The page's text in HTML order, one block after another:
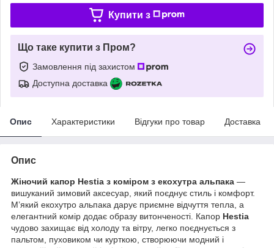
Купити з
Що таке купити з Пром?
Замовлення під захистом
Доступна доставка
Опис Характеристики Відгуки про товар Доставка
Опис
Жіночий капор Hestia з коміром з екохутра альпака —
вишуканий зимовий аксесуар, який поєднує стиль і комфорт.
М’який екохутро альпака дарує приємне відчуття тепла, а
елегантний комір додає образу витонченості. Капор Hestia
чудово захищає від холоду та вітру, легко поєднується з
пальтом, пуховиком чи курткою, створюючи модний і